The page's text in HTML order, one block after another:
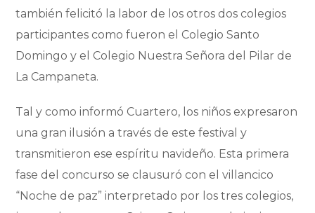
también felicitó la labor de los otros dos colegios
participantes como fueron el Colegio Santo
Domingo y el Colegio Nuestra Señora del Pilar de
La Campaneta.
Tal y como informó Cuartero, los niños expresaron
una gran ilusión a través de este festival y
transmitieron ese espíritu navideño. Esta primera
fase del concurso se clausuró con el villancico
“Noche de paz” interpretado por los tres colegios,